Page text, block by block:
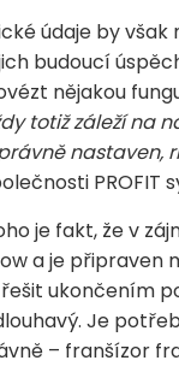
údaje by
budoucí
nějakou
totiž záleží na
nastaven,
PROFIT
je fakt, že v
a je připraven
ukončením
Je
– franšízor